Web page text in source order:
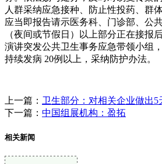
人群采纳应急接种、防止性投药、群
应当即报告请示医务科、门诊部、公
（夜间或节假日）以上部分正在接报
演讲突发公共卫生事务应急带领小组
持续发病 20例以上，采纳防护办法。
上一篇： 卫生部分：对相关企业做出5
下一篇： 中国组展机构：盈拓
相关新闻